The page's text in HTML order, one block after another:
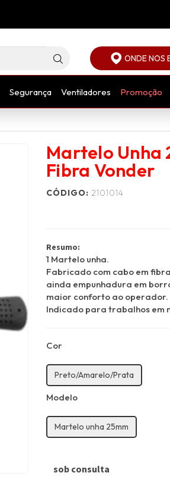
ONDE NOS
Segurança Ventiladores Promoção
Martelo Unha
Fibra Vonder
CÓDIGO: 2101014
Resumo:
1 Martelo unha.
Fabricado com cabo em
ainda empunhadura em
maior conforto ao operador.
Indicado para trabalhos
Cor
Preto/Amarelo/Prata
Modelo
Martelo unha 25mm
sob consulta